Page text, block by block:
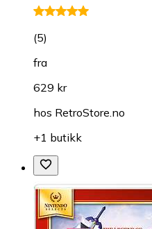
(5)
fra
629 kr
hos RetroStore.no
+1 butikk